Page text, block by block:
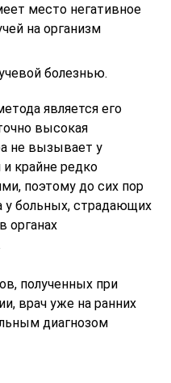
место негативное
на организм
болезнью.
является его
высокая
не вызывает у
крайне редко
поэтому до сих пор
у больных, страдающих
органах
полученных при
врач уже на ранних
диагнозом